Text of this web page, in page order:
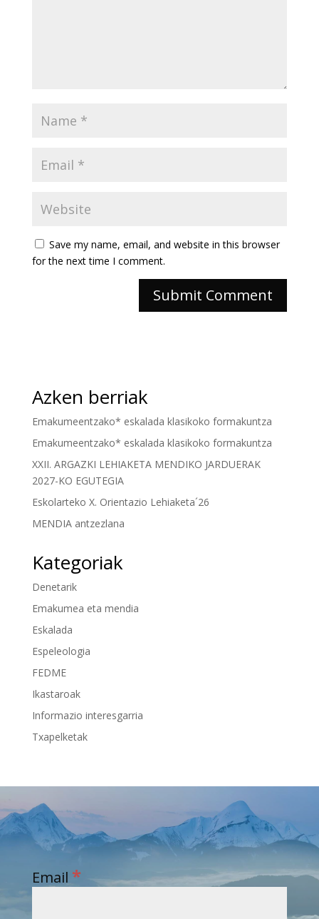
Save my name, email, and website in this browser
for the next time I comment.
Azken berriak
Emakumeentzako* eskalada klasikoko formakuntza
Emakumeentzako* eskalada klasikoko formakuntza
XXII. ARGAZKI LEHIAKETA MENDIKO JARDUERAK
2027-KO EGUTEGIA
Eskolarteko X. Orientazio Lehiaketa´26
MENDIA antzezlana
Kategoriak
Denetarik
Emakumea eta mendia
Eskalada
Espeleologia
FEDME
Ikastaroak
Informazio interesgarria
Txapelketak
Email *